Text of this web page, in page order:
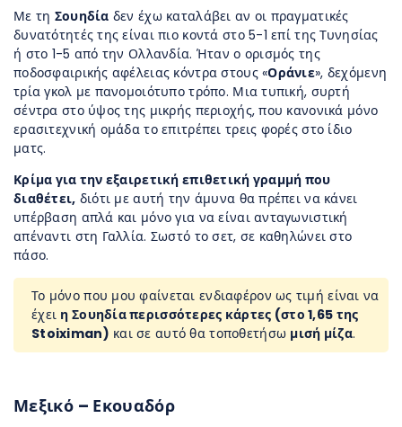
Με τη Σουηδία δεν έχω καταλάβει αν οι πραγματικές
δυνατότητές της είναι πιο κοντά στο 5-1 επί της Τυνησίας
ή στο 1-5 από την Ολλανδία. Ήταν ο ορισμός της
ποδοσφαιρικής αφέλειας κόντρα στους «Οράνιε», δεχόμενη
τρία γκολ με πανομοιότυπο τρόπο. Μια τυπική, συρτή
σέντρα στο ύψος της μικρής περιοχής, που κανονικά μόνο
ερασιτεχνική ομάδα το επιτρέπει τρεις φορές στο ίδιο
ματς.
Κρίμα για την εξαιρετική επιθετική γραμμή που
διαθέτει, διότι με αυτή την άμυνα θα πρέπει να κάνει
υπέρβαση απλά και μόνο για να είναι ανταγωνιστική
απέναντι στη Γαλλία. Σωστό το σετ, σε καθηλώνει στο
πάσο.
Το μόνο που μου φαίνεται ενδιαφέρον ως τιμή είναι να
έχει η Σουηδία περισσότερες κάρτες (στο 1,65 της
Stoiximan) και σε αυτό θα τοποθετήσω μισή μίζα.
Μεξικό – Εκουαδόρ